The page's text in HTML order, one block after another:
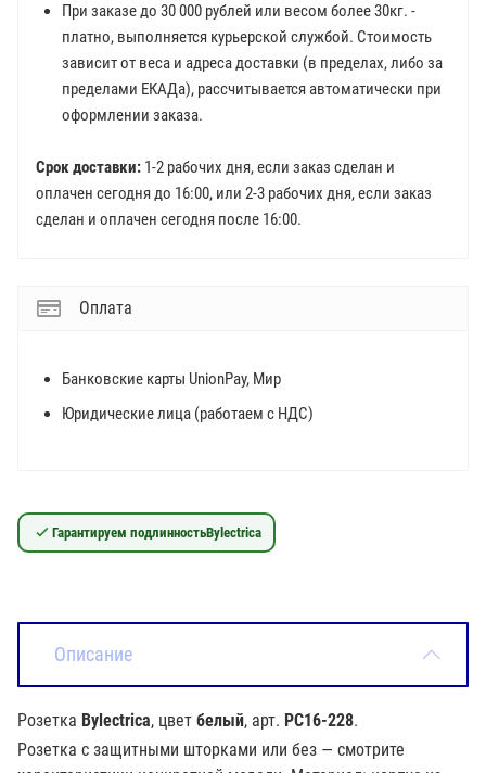
При заказе до 30 000 рублей или весом более 30кг. -
платно, выполняется курьерской службой. Стоимость
зависит от веса и адреса доставки (в пределах, либо за
пределами ЕКАДа), рассчитывается автоматически при
оформлении заказа.
Срок доставки: 1-2 рабочих дня, если заказ сделан и
оплачен сегодня до 16:00, или 2-3 рабочих дня, если заказ
сделан и оплачен сегодня после 16:00.
Оплата
Банковские карты UnionPay, Мир
Юридические лица (работаем с НДС)
Гарантируем подлинностьBylectrica
Описание
Розетка Bylectrica, цвет белый, арт. РС16-228.
Розетка с защитными шторками или без — смотрите